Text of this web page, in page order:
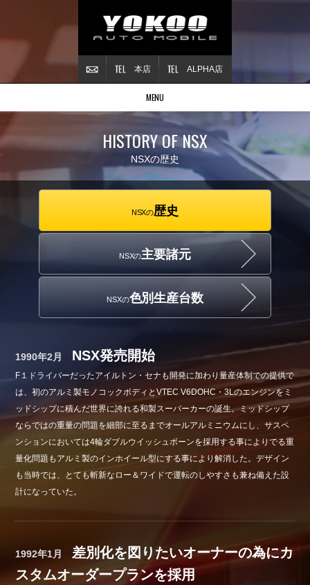
ALPHA店
本店
MENU
Stock list
ご成約情報
About NSX
Reflesh Plan
Company
会社概要
HISTORY OF NSX
NSXの歴史
NSXの歴史
NSXの主要諸元
NSXの色別生産台数
1990年2月 NSX発売開始
F１ドライバーだったアイルトン・セナも開発に加わり量産体制での提供で
は、初のアルミ製モノコックボディとVTEC V6DOHC・3Lのエンジンをミ
ッドシップに積んだ世界に誇れる和製スーパーカーの誕生。ミッドシップ
ならではの重量の問題を細部に至るまでオールアルミニウムにし、サスペ
ンションにおいては4輪ダブルウイッシュボーンを採用する事によりでる重
量化問題もアルミ製のインホイール型にする事により解消した。デザイン
も当時では、とても斬新なロー＆ワイドで運転のしやすさも兼ね備えた設
計になっていた。
1992年1月差別化を図りたいオーナーの為にカ
スタムオーダープランを採用